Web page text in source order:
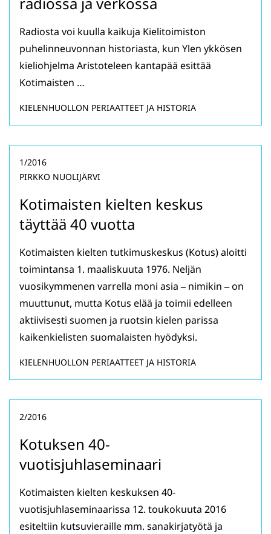
Radiosta voi kuulla kaikuja Kielitoimiston
puhelinneuvonnan historiasta, kun Ylen ykkösen
kieliohjelma Aristoteleen kantapää esittää
Kotimaisten …
KIELENHUOLLON PERIAATTEET JA HISTORIA
Kotimaisten kielten keskus
täyttää 40 vuotta
1/2016
PIRKKO NUOLIJÄRVI
Kotimaisten kielten tutkimuskeskus (Kotus) aloitti
toimintansa 1. maaliskuuta 1976. Neljän
vuosikymmenen varrella moni asia ‒ nimikin ‒ on
muuttunut, mutta Kotus elää ja toimii edelleen
aktiivisesti suomen ja ruotsin kielen parissa
kaikenkielisten suomalaisten hyödyksi.
KIELENHUOLLON PERIAATTEET JA HISTORIA
Kotuksen 40-
vuotisjuhlaseminaari
2/2016
Kotimaisten kielten keskuksen 40-
vuotisjuhlaseminaarissa 12. toukokuuta 2016
esiteltiin kutsuvieraille mm. sanakirjatyötä ja